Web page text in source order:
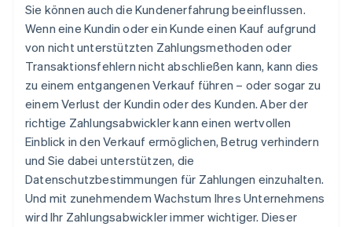
Sie können auch die Kundenerfahrung beeinflussen.
Wenn eine Kundin oder ein Kunde einen Kauf aufgrund
von nicht unterstützten Zahlungsmethoden oder
Transaktionsfehlern nicht abschließen kann, kann dies
zu einem entgangenen Verkauf führen – oder sogar zu
einem Verlust der Kundin oder des Kunden. Aber der
richtige Zahlungsabwickler kann einen wertvollen
Einblick in den Verkauf ermöglichen, Betrug verhindern
und Sie dabei unterstützen, die
Datenschutzbestimmungen für Zahlungen einzuhalten.
Und mit zunehmendem Wachstum Ihres Unternehmens
wird Ihr Zahlungsabwickler immer wichtiger. Dieser